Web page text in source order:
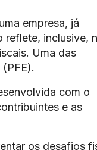
empresa, já
reflete, inclusive,
Uma das
com o
e as
os desafios